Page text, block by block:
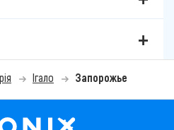
Ігало Запорожье